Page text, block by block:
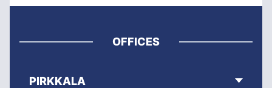
OFFICES
PIRKKALA